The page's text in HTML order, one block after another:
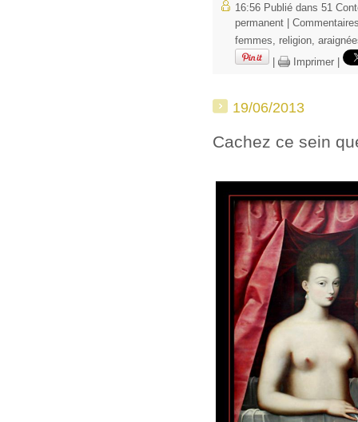
16:56 Publié dans 51
permanent
femmes, religion,
Imprimer
19/06/2013
Cachez ce sein